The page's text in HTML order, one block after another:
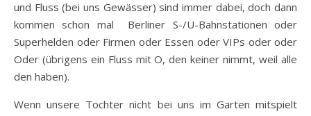
und Fluss (bei uns Gewässer) sind immer dabei, doch dann
kommen schon mal Berliner S-/U-Bahnstationen oder
Superhelden oder Firmen oder Essen oder VIPs oder oder
Oder (übrigens ein Fluss mit O, den keiner nimmt, weil alle
den haben).
Wenn unsere Tochter nicht bei uns im Garten mitspielt